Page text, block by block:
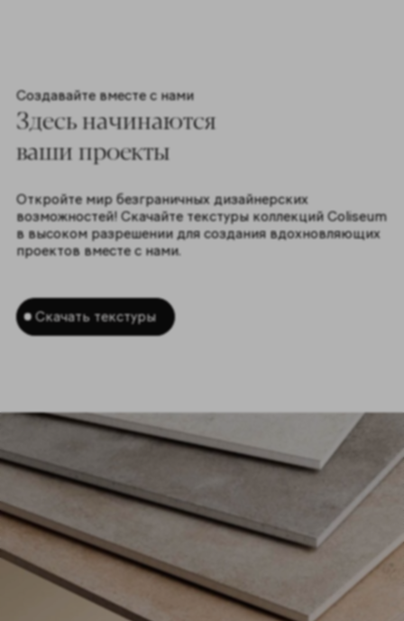
Создавайте вместе с нами
Здесь начинаются
ваши проекты
Откройте мир безграничных дизайнерских
возможностей! Скачайте текстуры коллекций Coliseum
в высоком разрешении для создания вдохновляющих
проектов вместе с нами.
Скачать текстуры